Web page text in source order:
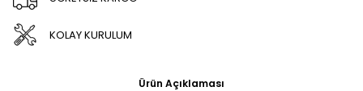
KOLAY KURULUM
Ürün Açıklaması